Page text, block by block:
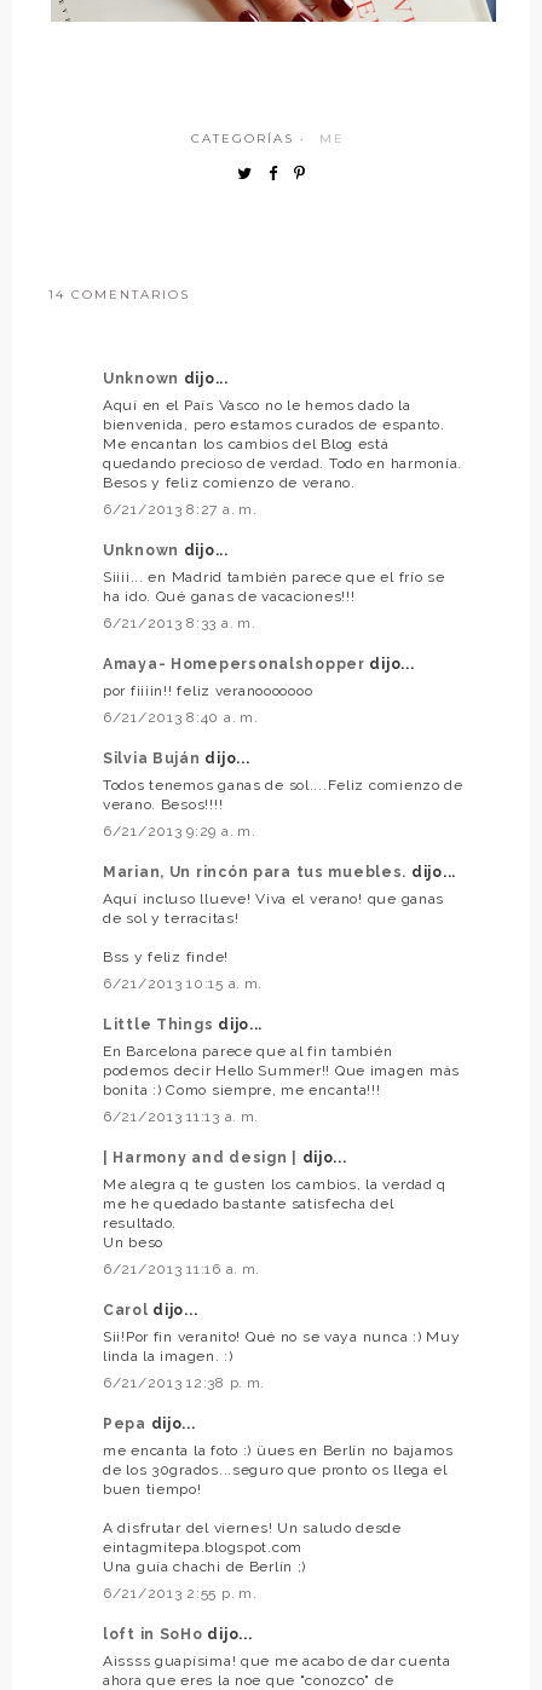
CATEGORÍAS · ME
14 COMENTARIOS
Unknown dijo...
Aquí en el País Vasco no le hemos dado la
bienvenida, pero estamos curados de espanto.
Me encantan los cambios del Blog está
quedando precioso de verdad. Todo en harmonía.
Besos y feliz comienzo de verano.
6/21/2013 8:27 a. m.
Unknown dijo...
Siiii... en Madrid también parece que el frío se
ha ido. Qué ganas de vacaciones!!!
6/21/2013 8:33 a. m.
Amaya- Homepersonalshopper dijo...
por fiiiin!! feliz veranooooooo
6/21/2013 8:40 a. m.
Silvia Buján dijo...
Todos tenemos ganas de sol....Feliz comienzo de
verano. Besos!!!!
6/21/2013 9:29 a. m.
Marian, Un rincón para tus muebles. dijo...
Aquí incluso llueve! Viva el verano! que ganas
de sol y terracitas!
Bss y feliz finde!
6/21/2013 10:15 a. m.
Little Things dijo...
En Barcelona parece que al fin también
podemos decir Hello Summer!! Que imagen más
bonita :) Como siempre, me encanta!!!
6/21/2013 11:13 a. m.
| Harmony and design |
dijo...
Me alegra q te gusten los cambios, la verdad q
me he quedado bastante satisfecha del
resultado.
Un beso
6/21/2013 11:16 a. m.
Carol dijo...
Sii!Por fin veranito! Qué no se vaya nunca :) Muy
linda la imagen. :)
6/21/2013 12:38 p. m.
Pepa dijo...
me encanta la foto :) üues en Berlín no bajamos
de los 30grados...seguro que pronto os llega el
buen tiempo!
A disfrutar del viernes! Un saludo desde
eintagmitepa.blogspot.com
Una guía chachi de Berlín ;)
6/21/2013 2:55 p. m.
loft in SoHo dijo...
Aissss guapísima! que me acabo de dar cuenta
ahora que eres la noe que "conozco" de